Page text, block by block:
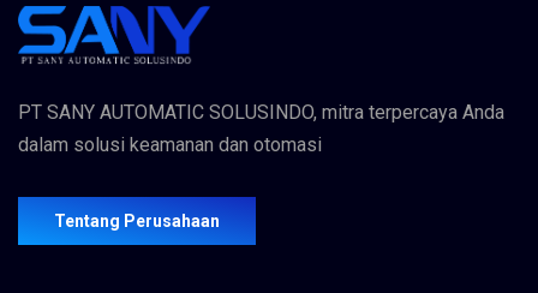
PT SANY AUTOMATIC SOLUSINDO, mitra terpercaya Anda
dalam solusi keamanan dan otomasi
Tentang Perusahaan